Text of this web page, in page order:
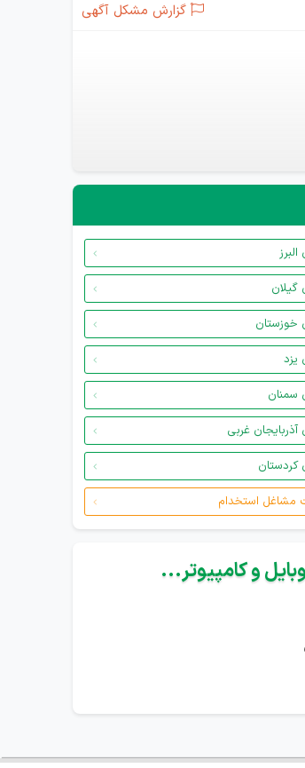
گزارش مشکل آگهی
گیلان
خوزستان
یزد
سمنان
آذربایجان غربی
کردستان
مشاغل استخدام
و کامپیوتر...